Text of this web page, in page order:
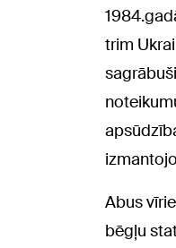
trim
Abus
bēgļu